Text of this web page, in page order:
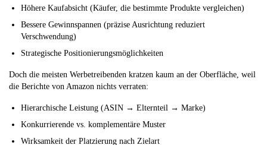
Höhere Kaufabsicht (Käufer, die bestimmte Produkte vergleichen)
Bessere Gewinnspannen (präzise Ausrichtung reduziert
Verschwendung)
Strategische Positionierungsmöglichkeiten
Doch die meisten Werbetreibenden kratzen kaum an der Oberfläche, weil
die Berichte von Amazon nichts verraten:
Hierarchische Leistung (ASIN → Elternteil → Marke)
Konkurrierende vs. komplementäre Muster
Wirksamkeit der Platzierung nach Zielart